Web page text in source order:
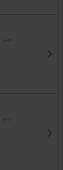
[BP]
[BP]